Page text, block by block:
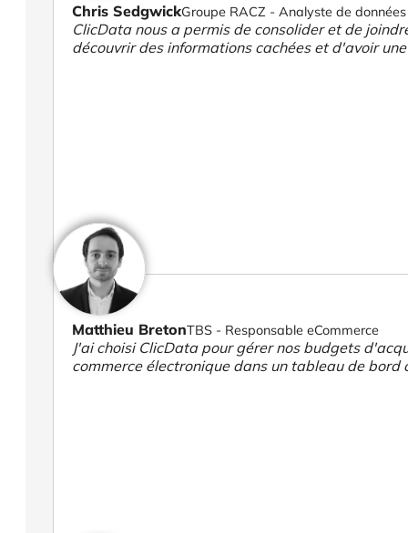
Chris SedgwickGroupe RACZ - Analyste de données
ClicData nous a permis de consolider et de
découvrir des informations cachées et d'avoir
Matthieu BretonTBS - Responsable eCommerce
J'ai choisi ClicData pour gérer nos budgets
commerce électronique dans un tableau de bord